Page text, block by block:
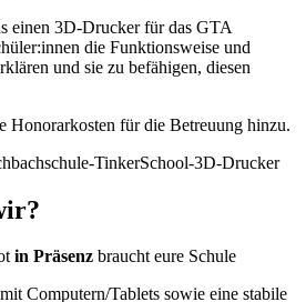
einen 3D-Drucker für das GTA
die Funktionsweise und
und sie zu befähigen, diesen
Honorarkosten für die Betreuung hinzu.
in Präsenz braucht eure Schule
Computern/Tablets sowie eine stabile